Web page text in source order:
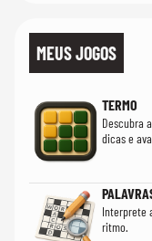
MEUS JOGOS
TERMO
Descubra
dicas e
Interprete
ritmo.